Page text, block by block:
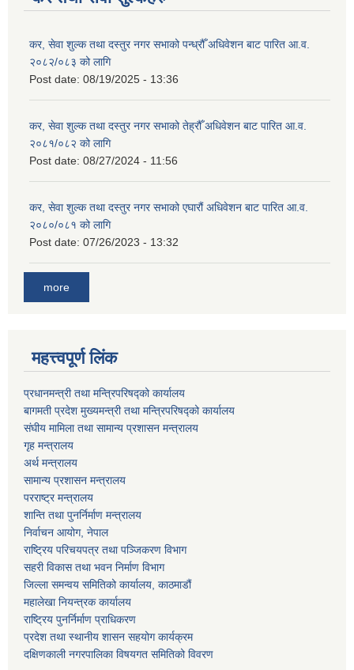
कर, सेवा शुल्क तथा दस्तुर नगर सभाको पन्ध्रौँ अधिवेशन बाट पारित आ.व.
२०८२/०८३ को लागि
Post date: 08/19/2025 - 13:36
कर, सेवा शुल्क तथा दस्तुर नगर सभाको तेह्रौँ अधिवेशन बाट पारित आ.व.
२०८१/०८२ को लागि
Post date: 08/27/2024 - 11:56
कर, सेवा शुल्क तथा दस्तुर नगर सभाको एघारौं अधिवेशन बाट पारित आ.व.
२०८०/०८१ को लागि
Post date: 07/26/2023 - 13:32
more
महत्त्वपूर्ण लिंक
प्रधानमन्त्री तथा मन्त्रिपरिषद्को कार्यालय
बागमती प्रदेश मुख्यमन्त्री तथा मन्त्रिपरिषद्को कार्यालय
संघीय मामिला तथा सामान्य प्रशासन मन्त्रालय
गृह मन्त्रालय
अर्थ मन्त्रालय
सामान्य प्रशासन मन्त्रालय
परराष्ट्र मन्त्रालय
शान्ति तथा पुनर्निर्माण मन्त्रालय
निर्वाचन आयोग, नेपाल
राष्ट्रिय परिचयपत्र तथा पञ्जिकरण विभाग
सहरी विकास तथा भवन निर्माण विभाग
जिल्ला समन्वय समितिको कार्यालय, काठमाडौं
महालेखा नियन्त्रक कार्यालय
राष्ट्रिय पुनर्निर्माण प्राधिकरण
प्रदेश तथा स्थानीय शासन सहयोग कार्यक्रम
दक्षिणकाली नगरपालिका विषयगत समितिको विवरण